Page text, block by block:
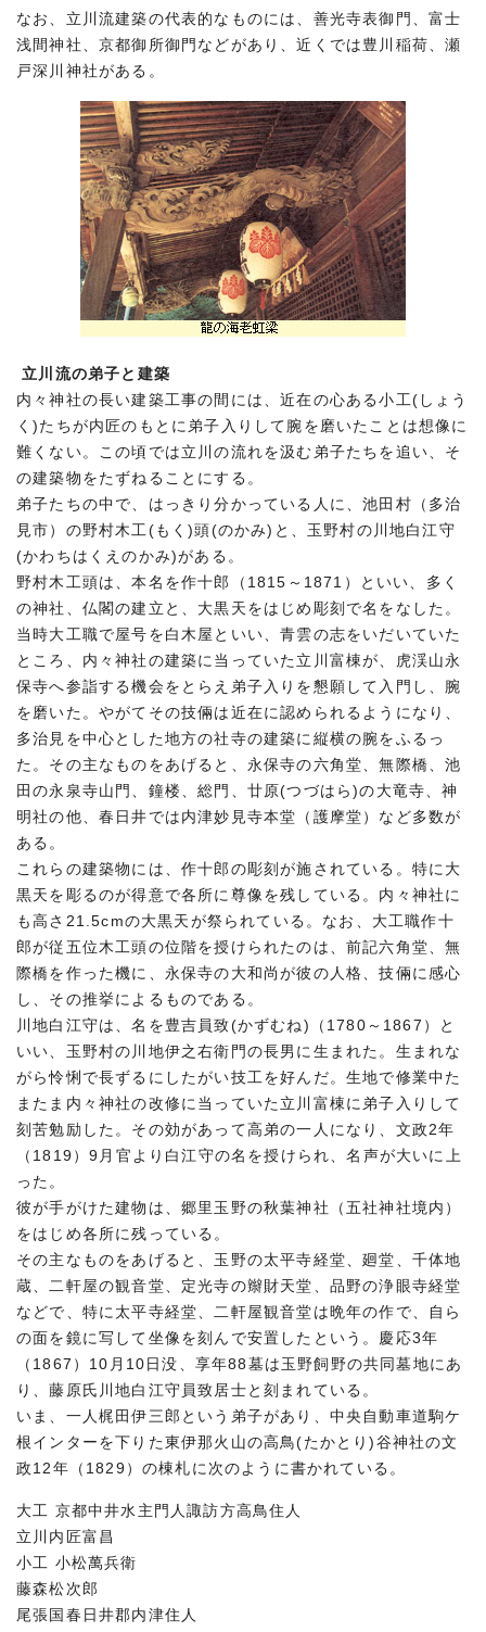
なお、立川流建築の代表的なものには、善光寺表御門、富士
浅間神社、京都御所御門などがあり、近くでは豊川稲荷、瀬
戸深川神社がある。
立川流の弟子と建築
内々神社の長い建築工事の間には、近在の心ある小工(しょう
く)たちが内匠のもとに弟子入りして腕を磨いたことは想像に
難くない。この頃では立川の流れを汲む弟子たちを追い、そ
の建築物をたずねることにする。
弟子たちの中で、はっきり分かっている人に、池田村（多治
見市）の野村木工(もく)頭(のかみ)と、玉野村の川地白江守
(かわちはくえのかみ)がある。
野村木工頭は、本名を作十郎（1815～1871）といい、多く
の神社、仏閣の建立と、大黒天をはじめ彫刻で名をなした。
当時大工職で屋号を白木屋といい、青雲の志をいだいていた
ところ、内々神社の建築に当っていた立川富棟が、虎渓山永
保寺へ参詣する機会をとらえ弟子入りを懇願して入門し、腕
を磨いた。やがてその技倆は近在に認められるようになり、
多治見を中心とした地方の社寺の建築に縦横の腕をふるっ
た。その主なものをあげると、永保寺の六角堂、無際橋、池
田の永泉寺山門、鐘楼、総門、廿原(つづはら)の大竜寺、神
明社の他、春日井では内津妙見寺本堂（護摩堂）など多数が
ある。
これらの建築物には、作十郎の彫刻が施されている。特に大
黒天を彫るのが得意で各所に尊像を残している。内々神社に
も高さ21.5cmの大黒天が祭られている。なお、大工職作十
郎が従五位木工頭の位階を授けられたのは、前記六角堂、無
際橋を作った機に、永保寺の大和尚が彼の人格、技倆に感心
し、その推挙によるものである。
川地白江守は、名を豊吉員致(かずむね)（1780～1867）と
いい、玉野村の川地伊之右衛門の長男に生まれた。生まれな
がら怜悧で長ずるにしたがい技工を好んだ。生地で修業中た
またま内々神社の改修に当っていた立川富棟に弟子入りして
刻苦勉励した。その効があって高弟の一人になり、文政2年
（1819）9月官より白江守の名を授けられ、名声が大いに上
った。
彼が手がけた建物は、郷里玉野の秋葉神社（五社神社境内）
をはじめ各所に残っている。
その主なものをあげると、玉野の太平寺経堂、廻堂、千体地
蔵、二軒屋の観音堂、定光寺の辮財天堂、品野の浄眼寺経堂
などで、特に太平寺経堂、二軒屋観音堂は晩年の作で、自ら
の面を鏡に写して坐像を刻んで安置したという。慶応3年
（1867）10月10日没、享年88墓は玉野飼野の共同墓地にあ
り、藤原氏川地白江守員致居士と刻まれている。
いま、一人梶田伊三郎という弟子があり、中央自動車道駒ケ
根インターを下りた東伊那火山の高鳥(たかとり)谷神社の文
政12年（1829）の棟札に次のように書かれている。
大工 京都中井水主門人諏訪方高鳥住人
立川内匠富昌
小工 小松萬兵衛
藤森松次郎
尾張国春日井郡内津住人